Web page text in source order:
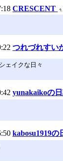
CRESCENT
つれづれすい
ェイクな日々
yunakaikoの
kabosu1919の